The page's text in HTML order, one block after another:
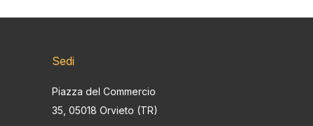
Sedi
Piazza del Commercio
35, 05018 Orvieto (TR)